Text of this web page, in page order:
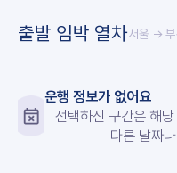
출발 임박 열차서울 → 부
운행 정보가 없어요
선택하신 구간은 해
다른 날짜